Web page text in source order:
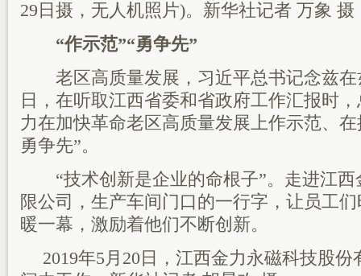
29日摄，无人机照片)。新华社记者 万象 摄
“作示范”“勇争先”
老区高质量发展，习近平总书记念兹在
日，在听取江西省委和省政府工作汇报时
力在加快革命老区高质量发展上作示范、
勇争先”。
“技术创新是企业的命根子”。走进江西
限公司，生产车间门口的一行字，让员工
暖一幕，激励着他们不断创新。
2019年5月20日，江西金力永磁科技股